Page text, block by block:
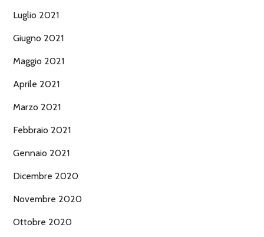
Luglio 2021
Giugno 2021
Maggio 2021
Aprile 2021
Marzo 2021
Febbraio 2021
Gennaio 2021
Dicembre 2020
Novembre 2020
Ottobre 2020